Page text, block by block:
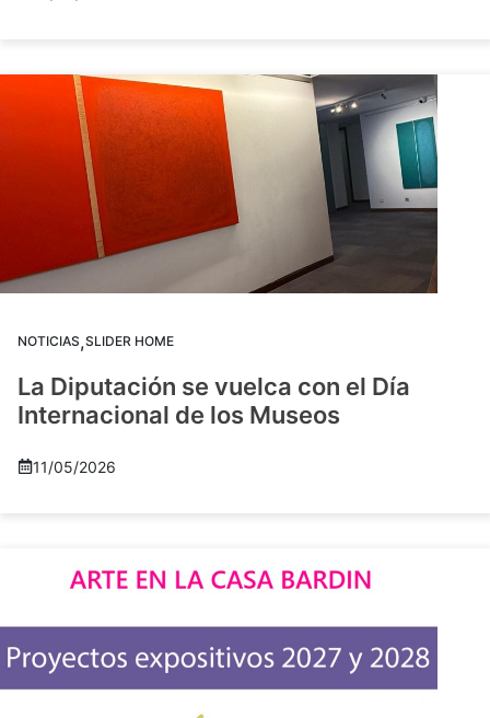
NOTICIAS,SLIDER HOME
La Diputación se vuelca con el Día
Internacional de los Museos
11/05/2026